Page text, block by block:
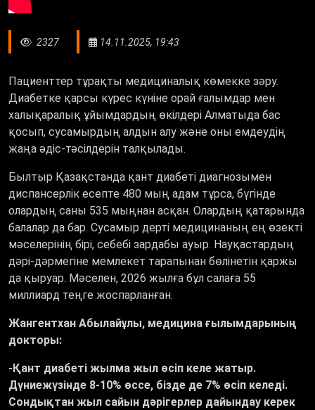
2327 14.11.2025, 19:43
Пациенттер тұрақты медициналық көмекке зәру.
Диабетке қарсы күрес күніне орай ғалымдар мен
халықаралық ұйымдардың өкілдері Алматыда бас
қосып, сусамырдың алдын алу және оны емдеудің
жаңа әдіс-тәсілдерін талқылады.
Былтыр Қазақстанда қант диабеті диагнозымен
диспансерлік есепте 480 мың адам тұрса, бүгінде
олардың саны 535 мыңнан асқан. Олардың қатарында
балалар да бар. Сусамыр дерті медицинаның ең өзекті
мәселерінің бірі, себебі зардабы ауыр. Науқастардың
дәрі-дәрмегіне мемлекет тарапынан бөлінетін қаржы
да қыруар. Мәселен, 2026 жылға бұл салаға 55
миллиард теңге жоспарланған.
Жангентхан Абылайұлы, медицина ғылымдарының
докторы:
-Қант диабеті жылма жыл өсіп келе жатыр.
Дүниежүзінде 8-10% өссе, бізде де 7% өсіп келеді.
Сондықтан жыл сайын дәрігерлер дайындау керек